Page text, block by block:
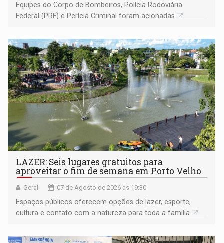
Equipes do Corpo de Bombeiros, Polícia Rodoviária
Federal (PRF) e Perícia Criminal foram acionadas
LAZER: Seis lugares gratuitos para
aproveitar o fim de semana em Porto Velho
Geral 07 de Agosto de 2026 às 19:30
Espaços públicos oferecem opções de lazer, esporte,
cultura e contato com a natureza para toda a família